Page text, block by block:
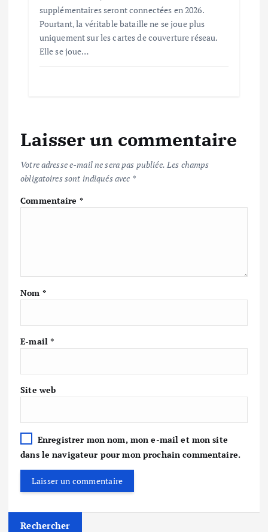
supplémentaires seront connectées en 2026.
Pourtant, la véritable bataille ne se joue plus
uniquement sur les cartes de couverture réseau.
Elle se joue…
Laisser un commentaire
Votre adresse e-mail ne sera pas publiée. Les champs
obligatoires sont indiqués avec *
Commentaire *
Nom *
E-mail*
Site web
Enregistrer mon nom, mon e-mail et mon site
dans le navigateur pour mon prochain commentaire.
Rechercher